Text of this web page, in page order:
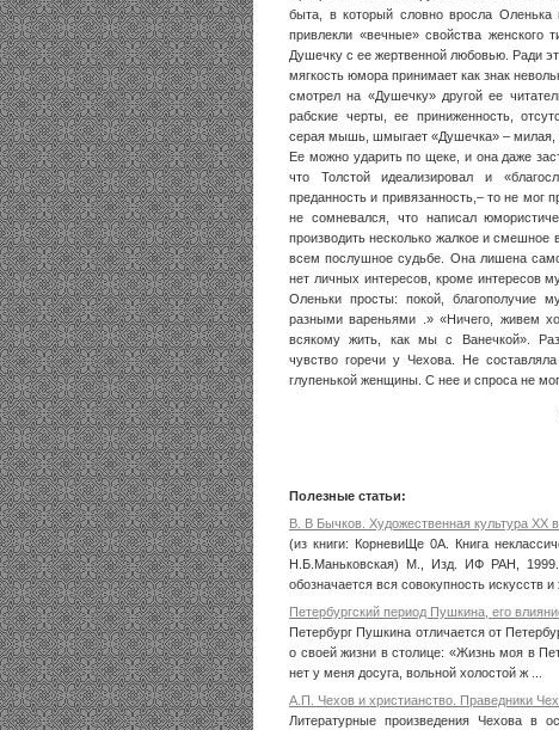
быта, в который словно вросла
привлекли «вечные» свойства женского
Душечку с ее жертвенной любовью. Ради
мягкость юмора принимает как знак
смотрел на «Душечку» другой ее
рабские черты, ее приниженность,
серая мышь, шмыгает «Душечка» – милая,
Ее можно ударить по щеке, и она даже
что Толстой идеализировал и
преданность и привязанность,– то не мог
не сомневался, что написал
производить несколько жалкое и смешное
всем послушное судьбе. Она лишена
нет личных интересов, кроме интересов
Оленьки просты: покой, благополучие
разными вареньями .» «Ничего, живем
всякому жить, как мы с Ванечкой».
чувство горечи у Чехова. Не
глупенькой женщины. С нее и спроса не
Полезные статьи:
В. В Бычков. Художественная культура XX
(из книги: КорневиЩе 0А. Книга
Н.Б.Маньковская) М., Изд. ИФ РАН,
обозначается вся совокупность искусств и
Петербургский период Пушкина, его
Петербург Пушкина отличается от
о своей жизни в столице: «Жизнь моя в
нет у меня досуга, вольной холостой ж ...
А.П. Чехов и христианство. Праведники
Литературные произведения Чехова в